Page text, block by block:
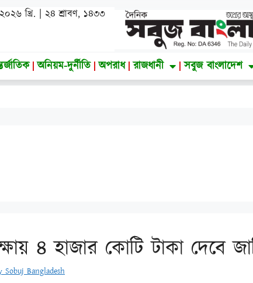
খ্রি. | ২৪ শ্রাবণ, ১৪৩৩
অনিয়ম-দুর্নীতি অপরাধ রাজধানী সবুজ বাংলাদেশ
৪ হাজার কোটি টাকা দেবে
Sobuj Bangladesh